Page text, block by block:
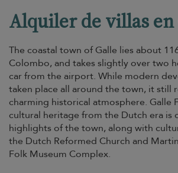
Alquiler de villas en
The coastal town of Galle lies about
Colombo, and takes slightly over two
car from the airport. While modern
taken place all around the town, it still
charming historical atmosphere. Galle
cultural heritage from the Dutch era is
highlights of the town, along with
the Dutch Reformed Church and
Folk Museum Complex.